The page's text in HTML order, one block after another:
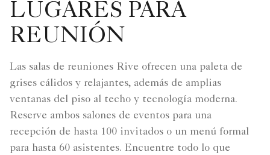
LUGARES PARA
REUNIÓN
Las salas de reuniones Rive ofrecen una paleta de
grises cálidos y relajantes, además de amplias
ventanas del piso al techo y tecnología moderna.
Reserve ambos salones de eventos para una
recepción de hasta 100 invitados o un menú formal
para hasta 60 asistentes. Encuentre todo lo que